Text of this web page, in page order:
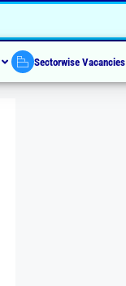
Sectorwise Vacancies